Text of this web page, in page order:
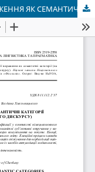
ОЦІННІСТЬ ТА ІНТЕНСИВНІСТЬ ЇЇ ВИРАЖЕННЯ ЯК СЕМАНТИЧНІ КАТЕГОРІЇ (НА ПРИКЛАДІ НІМЕЦЬКОМОВНОГО ДІАЛОГІЧНОГО ДИСКУРСУ)